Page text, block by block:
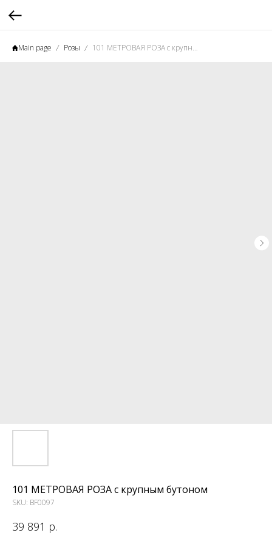
Main page Розы 101 МЕТРОВАЯ РОЗА с крупным бутоном
101 МЕТРОВАЯ РОЗА с крупным бутоном
SKU: BF0097
39 891 р.